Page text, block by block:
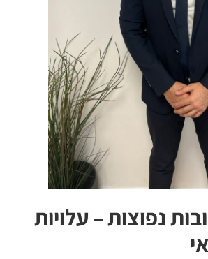
נפוצות – עלויות